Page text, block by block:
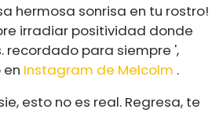
hermosa sonrisa en tu rostro!
irradiar positividad donde
recordado para siempre ',
Instagram de Melcolm .
esto no es real. Regresa, te